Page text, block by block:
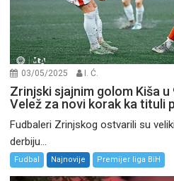
03/05/2025 I. Ć.
Zrinjski sjajnim golom Kiša
Velež za novi korak ka tituli
Fudbaleri Zrinjskog ostvarili su
derbiju...
Fudbal Najnovije Premijer liga BiH